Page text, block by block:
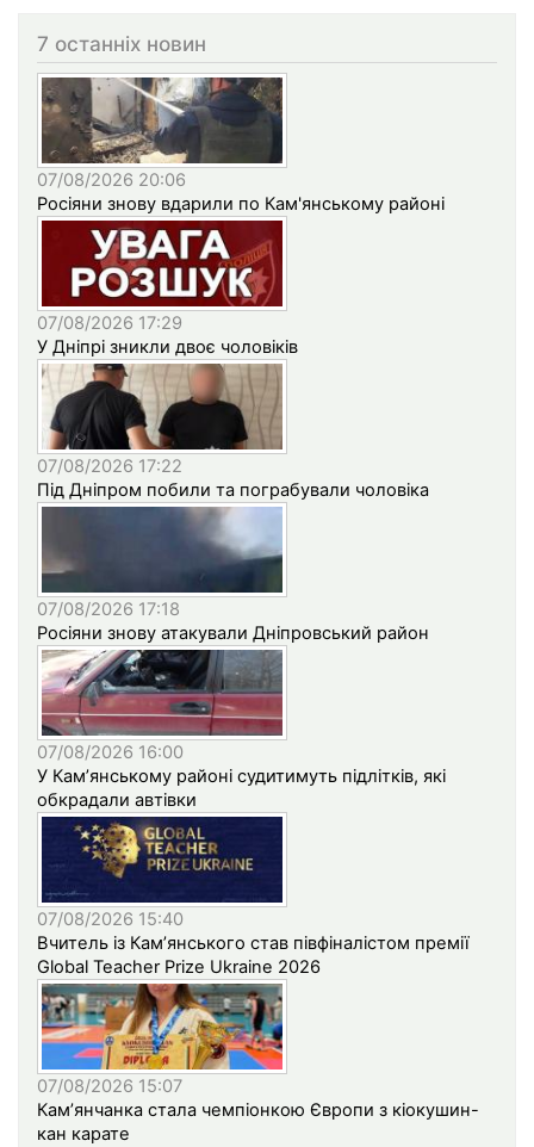
7 останніх новин
07/08/2026 20:06
Росіяни знову вдарили по Кам'янському районі
07/08/2026 17:29
У Дніпрі зникли двоє чоловіків
07/08/2026 17:22
Під Дніпром побили та пограбували чоловіка
07/08/2026 17:18
Росіяни знову атакували Дніпровський район
07/08/2026 16:00
У Кам’янському районі судитимуть підлітків, які
обкрадали автівки
07/08/2026 15:40
Вчитель із Кам’янського став півфіналістом премії
Global Teacher Prize Ukraine 2026
07/08/2026 15:07
Кам’янчанка стала чемпіонкою Європи з кіокушин-
кан карате